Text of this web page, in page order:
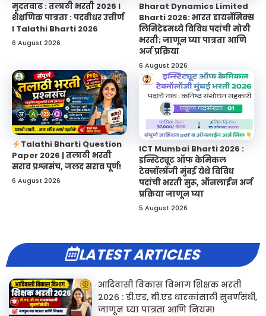
मुदतवाढ : तलाठी भरती 2026 l
शैक्षणिक पात्रता : पदवीधर उत्तीर्ण
l Talathi Bharti 2026
6 August 2026
Bharat Dynamics Limited
Bharti 2026: भारत डायनॅमिक्स
लिमिटेडमध्ये विविध पदांची मोठी
भरती; जाणून घ्या पात्रता आणि
अर्ज प्रक्रिया
6 August 2026
Talathi Bharti Question
Paper 2026 | तलाठी भरती
सराव प्रश्नसंच, जलद सराव पूर्ण!
6 August 2026
ICT Mumbai Bharti 2026 :
इन्स्टिट्यूट ऑफ केमिकल
टेक्नॉलॉजी मुंबई येथे विविध
पदांची भरती सुरू, ऑनलाईन अर्ज
प्रक्रिया जाणून घ्या
5 August 2026
LATEST ARTICLES
आदिवासी विकास विभाग शिक्षक भरती
२०२६ : डी.एड, बी.एड धारकांसाठी सुवर्णसंधी,
जाणून घ्या पात्रता आणि नियम!